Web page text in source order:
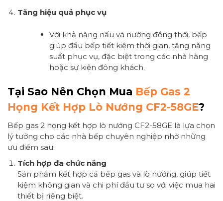
Tăng hiệu quả phục vụ
Với khả năng nấu và nướng đồng thời, bếp
giúp đầu bếp tiết kiệm thời gian, tăng năng
suất phục vụ, đặc biệt trong các nhà hàng
hoặc sự kiện đông khách.
Tại Sao Nên Chọn Mua Bếp Gas 2
Họng Kết Hợp Lò Nướng CF2-58GE?
Bếp gas 2 họng kết hợp lò nướng CF2-58GE là lựa chọn
lý tưởng cho các nhà bếp chuyên nghiệp nhờ những
ưu điểm sau:
Tích hợp đa chức năng
Sản phẩm kết hợp cả bếp gas và lò nướng, giúp tiết
kiệm không gian và chi phí đầu tư so với việc mua hai
thiết bị riêng biệt.